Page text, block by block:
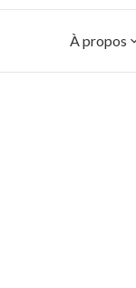
À propos